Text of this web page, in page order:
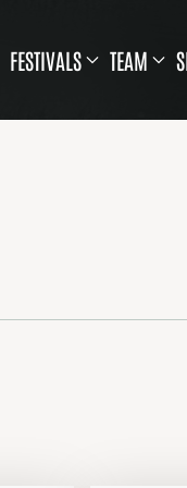
FESTIVALS TEAM